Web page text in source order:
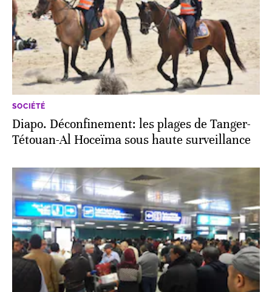
SOCIÉTÉ
Diapo. Déconfinement: les plages de Tanger-
Tétouan-Al Hoceïma sous haute surveillance